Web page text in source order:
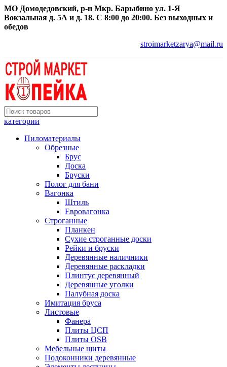
МО Домодедовский, р-н Мкр. Барыбино ул. 1-Я
Вокзальная д. 5А и д. 18. С 8:00 до 20:00. Без выходных и
обедов
stroimarketzarya@mail.ru
категории
Пиломатериалы
Обрезные
Брус
Доска
Бруски
Полог для бани
Вагонка
Штиль
Евровагонка
Строганные
Планкен
Сухие строганные доски
Рейки и бруски
Деревянные наличники
Деревянные раскладки
Плинтус деревянный
Деревянные уголки
Палубная доска
Имитация бруса
Листовые
Фанера
Плиты ЦСП
Плиты OSB
Мебельные щиты
Подоконники деревянные